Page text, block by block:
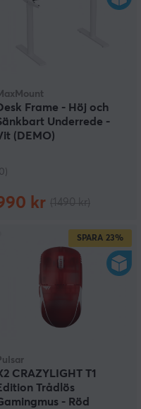
Frame - Höj och
Underrede -
(DEMO)
(0)
kr
SPARA 23%
CRAZYLIGHT T1
Trådlös
- Röd